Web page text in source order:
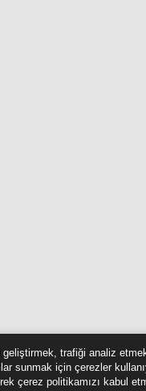
trafiği analiz
sunmak için çerezler
çerez politikamızı kabul